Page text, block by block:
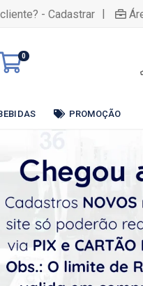
- Cadastrar |
0
PROMOÇÃO